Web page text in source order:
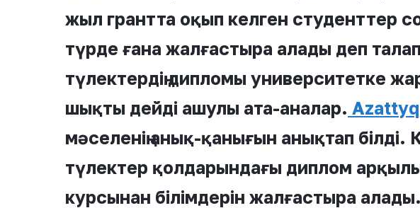
жыл грантта оқып келген студенттер
түрде ғана жалғастыра алады деп
түлектердің дипломы университетке
шықты дейді ашулы ата-аналар. Azattyq
мәселенің анық-қанығын анықтап білді.
түлектер қолдарындағы диплом
курсынан білімдерін жалғастыра